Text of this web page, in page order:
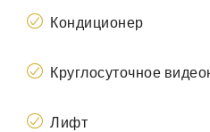
Кондиционер
Круглосуточное
Лифт